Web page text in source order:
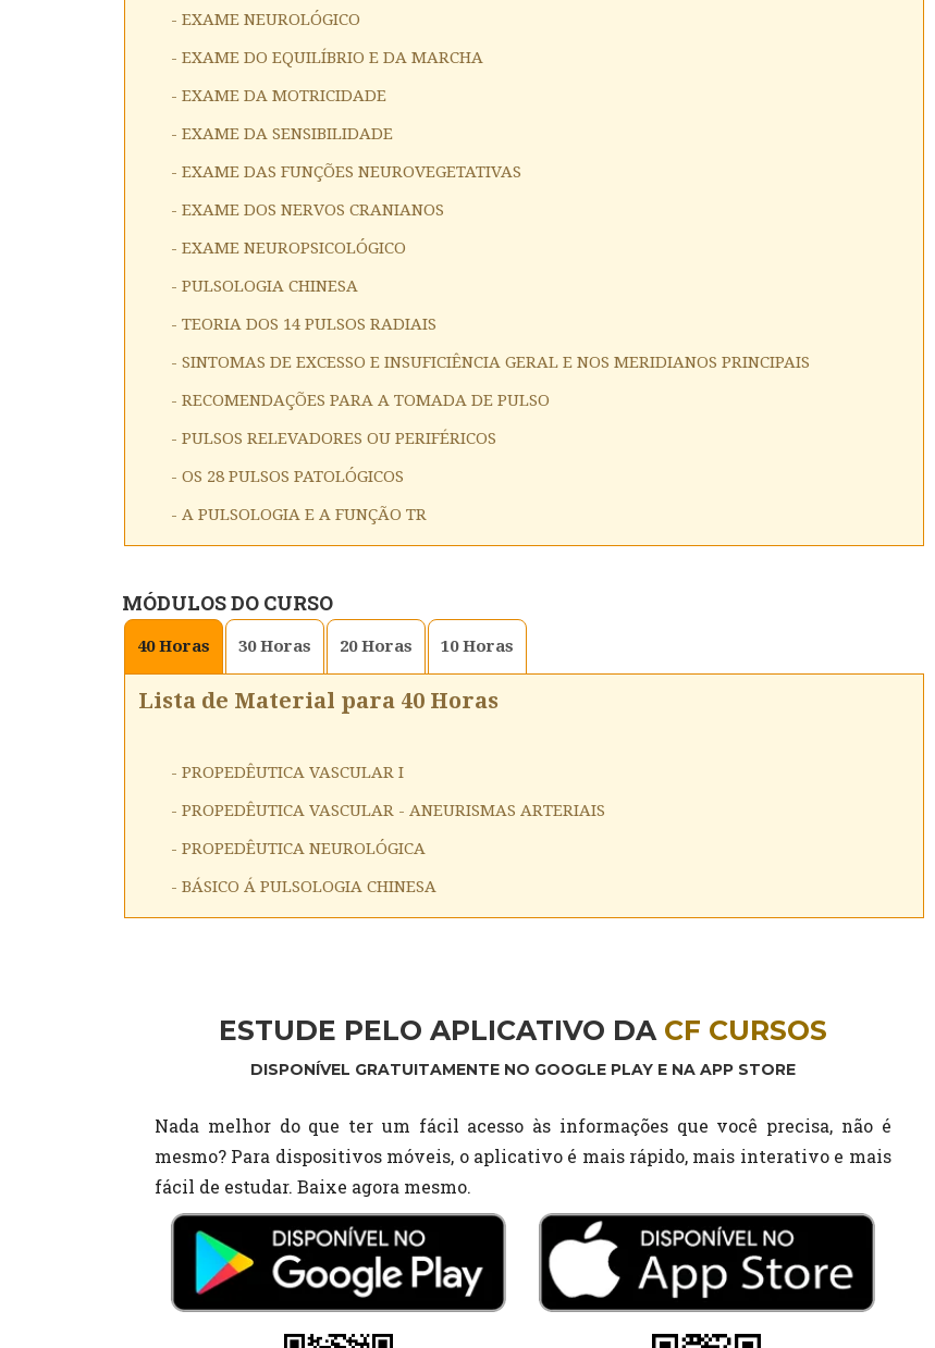
- EXAME NEUROLÓGICO
- EXAME DO EQUILÍBRIO E DA MARCHA
- EXAME DA MOTRICIDADE
- EXAME DA SENSIBILIDADE
- EXAME DAS FUNÇÕES NEUROVEGETATIVAS
- EXAME DOS NERVOS CRANIANOS
- EXAME NEUROPSICOLÓGICO
- PULSOLOGIA CHINESA
- TEORIA DOS 14 PULSOS RADIAIS
- SINTOMAS DE EXCESSO E INSUFICIÊNCIA GERAL E NOS MERIDIANOS PRINCIPAIS
- RECOMENDAÇÕES PARA A TOMADA DE PULSO
- PULSOS RELEVADORES OU PERIFÉRICOS
- OS 28 PULSOS PATOLÓGICOS
- A PULSOLOGIA E A FUNÇÃO TR
MÓDULOS DO CURSO
40Horas 30Horas 20Horas 10Horas
Lista de Material para 40 Horas
- PROPEDÊUTICA VASCULAR I
- PROPEDÊUTICA VASCULAR - ANEURISMAS ARTERIAIS
- PROPEDÊUTICA NEUROLÓGICA
- BÁSICO Á PULSOLOGIA CHINESA
ESTUDE PELO APLICATIVO DA CF CURSOS
DISPONÍVEL GRATUITAMENTE NO GOOGLE PLAY E NA APP STORE
Nada melhor do que ter um fácil acesso às informações que você precisa, não é
mesmo? Para dispositivos móveis, o aplicativo é mais rápido, mais interativo e mais
fácil de estudar. Baixe agora mesmo.